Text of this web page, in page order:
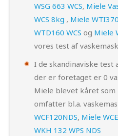
WSG 663 WCS, Miele
WCS 8kg , Miele
WTD160 WCS og Miele
vores test af
I de skandinaviske test
der er foretaget er 0
Miele blevet kåret
omfatter bl.a.
WCF120NDS, Miele
WKH 132 WPS NDS